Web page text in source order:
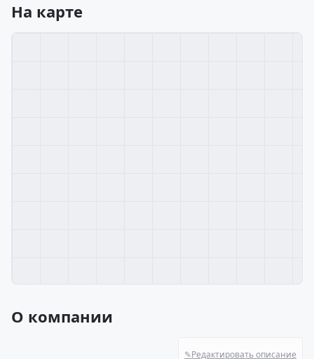
На карте
О компании
✎Редактировать описание